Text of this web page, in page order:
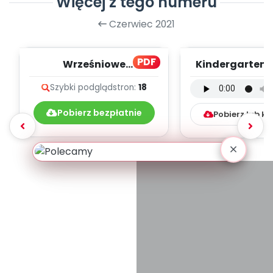
Czerwiec 2021
PDF
Wrześniowe
piosenek
Szybki podglądstron: 18
Pobierz bezpłatnie
Kindergarten
(PD,
Pobierz lub